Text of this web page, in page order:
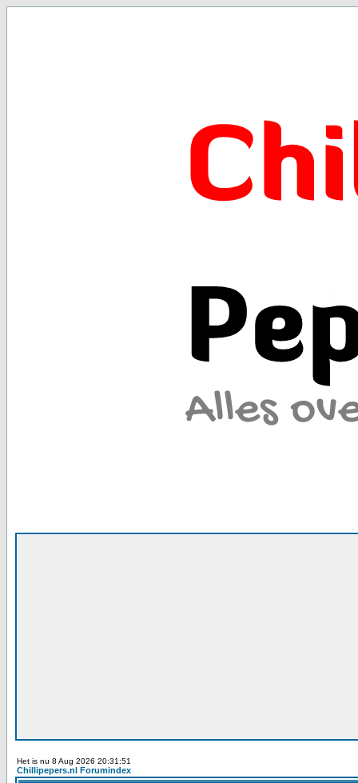
Het is nu 8 Aug 2026 20:31:51
Chillipepers.nl Forumindex